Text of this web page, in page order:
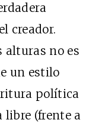
creador.
alturas no es
un estilo
política
libre (frente a